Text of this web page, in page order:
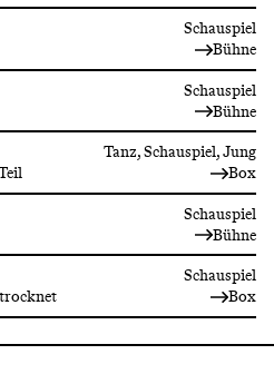
Schauspiel
Bühne
Schauspiel
Bühne
Tanz, Schauspiel, Jung
Box
Schauspiel
Bühne
Schauspiel
Box